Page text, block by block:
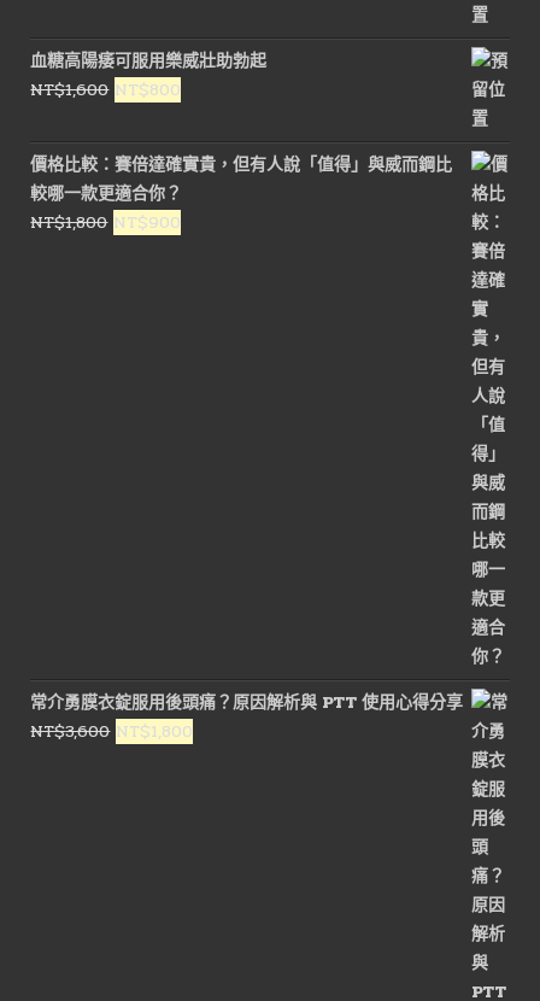
價
格：
NT$1,600。
價
格：
NT$800。
血糖高陽痿可服用樂威壯助勃起
NT$1,600 原
價
格：
NT$1,600。
NT$800
價
格：
NT$800。
價格比較：賽倍達確實貴，但有人說「值得」與威而鋼比
較哪一款更適合你？
NT$1,800 原
NT$900
常介勇膜衣錠服用後頭痛？原因解析與 PTT 使用心得分享
NT$3,600 原
NT$1,800